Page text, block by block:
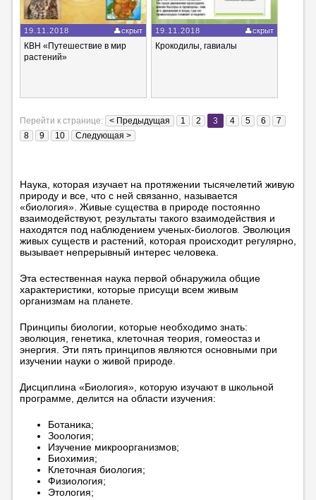
19.11.2018 скрыт
КВН «Путешествие в мир
растений»
19.11.2018 скрыт
Крокодилы, гавиалы
Перейти к странице: < Предыдущая 1 2 3 4 5 6
7
8
9 10 Следующая >
Наука, которая изучает на протяжении тысячелетий живую
природу и все, что с ней связанно, называется
«биология». Живые существа в природе постоянно
взаимодействуют, результаты такого взаимодействия и
находятся под наблюдением ученых-биологов. Эволюция
живых существ и растений, которая происходит регулярно,
вызывает непрерывный интерес человека.
Эта естественная наука первой обнаружила общие
характеристики, которые присущи всем живым
организмам на планете.
Принципы биологии, которые необходимо знать:
эволюция, генетика, клеточная теория, гомеостаз и
энергия. Эти пять принципов являются основными при
изучении науки о живой природе.
Дисциплина «Биология», которую изучают в школьной
программе, делится на области изучения:
Ботаника;
Зоология;
Изучение микроорганизмов;
Биохимия;
Клеточная биология;
Физиология;
Этология;